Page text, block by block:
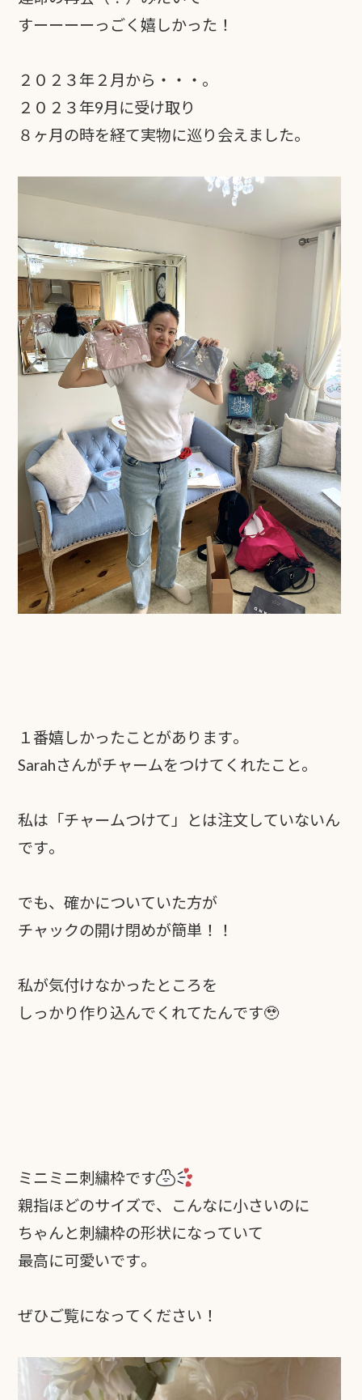
すーーーーっごく嬉しかった！
２０２３年２月から・・・。
２０２３年9月に受け取り
８ヶ月の時を経て実物に巡り会えました。
１番嬉しかったことがあります。
Sarahさんがチャームをつけてくれたこと。
私は「チャームつけて」とは注文していないん
です。
でも、確かについていた方が
チャックの開け閉めが簡単！！
私が気付けなかったところを
しっかり作り込んでくれてたんです🥹
ミニミニ刺繍枠です
親指ほどのサイズで、こんなに小さいのに
ちゃんと刺繍枠の形状になっていて
最高に可愛いです。
ぜひご覧になってください！